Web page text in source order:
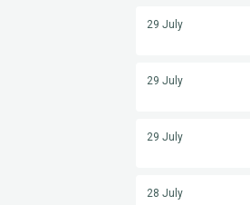
29 July
29 July
29 July
28 July